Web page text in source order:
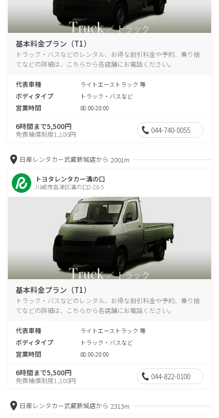
基本料金プラン（T1）
トラック・バスなどのレンタル、お得な割引料金や予約、乗り捨
てなどの詳細は、こちらから各店舗にお電話ください。
代表車種 ライトエーストラック 等
ボディタイプ トラック・バスなど
営業時間 08:00-20:00
6時間まで5,500円
免責補償制度1,100円 044-740-0055
日産レンタカー武蔵新城店から 2001m
トヨタレンタカー溝の口
川崎市高津区溝の口2-20-5
基本料金プラン（T1）
トラック・バスなどのレンタル、お得な割引料金や予約、乗り捨
てなどの詳細は、こちらから各店舗にお電話ください。
代表車種 ライトエーストラック 等
ボディタイプ トラック・バスなど
営業時間 08:00-20:00
6時間まで5,500円
免責補償制度1,100円 044-822-0100
日産レンタカー武蔵新城店から 2313m